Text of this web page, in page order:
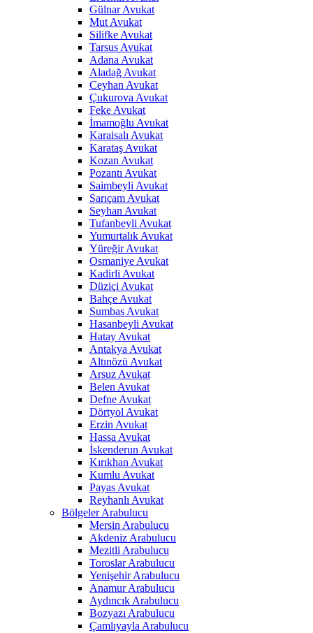
Gülnar Avukat
Mut Avukat
Silifke Avukat
Tarsus Avukat
Adana Avukat
Aladağ Avukat
Ceyhan Avukat
Çukurova Avukat
Feke Avukat
İmamoğlu Avukat
Karaisalı Avukat
Karataş Avukat
Kozan Avukat
Pozantı Avukat
Saimbeyli Avukat
Sarıçam Avukat
Seyhan Avukat
Tufanbeyli Avukat
Yumurtalık Avukat
Yüreğir Avukat
Osmaniye Avukat
Kadirli Avukat
Düziçi Avukat
Bahçe Avukat
Sumbas Avukat
Hasanbeyli Avukat
Hatay Avukat
Antakya Avukat
Altınözü Avukat
Arsuz Avukat
Belen Avukat
Defne Avukat
Dörtyol Avukat
Erzin Avukat
Hassa Avukat
İskenderun Avukat
Kırıkhan Avukat
Kumlu Avukat
Payas Avukat
Reyhanlı Avukat
Bölgeler Arabulucu
Mersin Arabulucu
Akdeniz Arabulucu
Mezitli Arabulucu
Toroslar Arabulucu
Yenişehir Arabulucu
Anamur Arabulucu
Aydıncık Arabulucu
Bozyazı Arabulucu
Çamlıyayla Arabulucu